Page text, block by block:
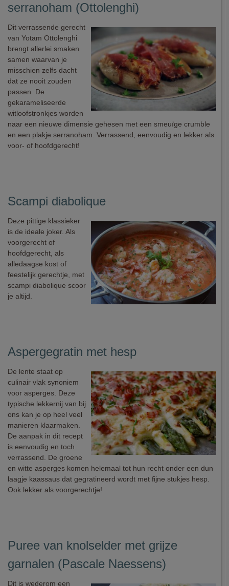
serranoham (Ottolenghi)
Dit verrassende gerecht
van Yotam Ottolenghi
brengt allerlei smaken
samen waarvan je
misschien zelfs dacht
dat ze nooit zouden
passen. De
gekarameliseerde
witloofstronkjes worden
naar een nieuwe dimensie gehesen met een smeuïge crumble
en een plakje serranoham. Verrassend, eenvoudig en lekker als
voor- of hoofdgerecht!
Scampi diabolique
Deze pittige klassieker
is de ideale joker. Als
voorgerecht of
hoofdgerecht, als
alledaagse kost of
feestelijk gerechtje, met
scampi diabolique scoor
je altijd.
Aspergegratin met hesp
De lente staat op
culinair vlak synoniem
voor asperges. Deze
typische lekkernij van bij
ons kan je op heel veel
manieren klaarmaken.
De aanpak in dit recept
is eenvoudig en toch
verrassend. De groene
en witte asperges komen helemaal tot hun recht onder een dun
laagje kaassaus dat gegratineerd wordt met fijne stukjes hesp.
Ook lekker als voorgerechtje!
Puree van knolselder met grijze
garnalen (Pascale Naessens)
Dit is wederom een